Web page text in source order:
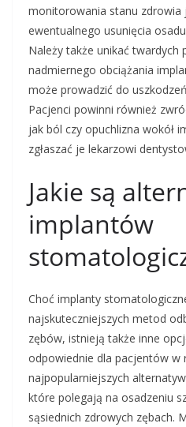
monitorowania stanu zdrowia
ewentualnego usunięcia
Należy także unikać twardych
nadmiernego obciążania
może prowadzić do
Pacjenci powinni również
jak ból czy opuchlizna wokół
zgłaszać je lekarzowi
Jakie są
implantów
Choć implanty
najskuteczniejszych metod
zębów, istnieją także inne
odpowiednie dla pacjentów w
najpopularniejszych
które polegają na osadzeniu
sąsiednich zdrowych zębach.